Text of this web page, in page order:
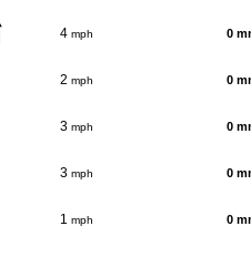
4 mph 0
2 mph 0
3 mph 0
3 mph 0
1 mph 0